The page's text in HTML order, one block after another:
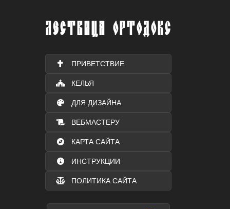
ЛЕСТВИЦА ОРТОДОКС
ПРИВЕТСТВИЕ
КЕЛЬЯ
ДЛЯ ДИЗАЙНА
ВЕБМАСТЕРУ
КАРТА САЙТА
ИНСТРУКЦИИ
ПОЛИТИКА САЙТА